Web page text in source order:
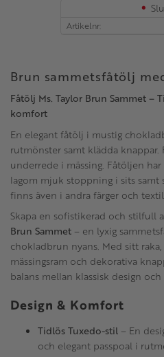
Artikelnr
Brun sammetsfåtölj
Fåtölj Ms. Taylor Brun Sammet –
komfort
En elegant fåtölj i mustig
rutmönster samt klädda
underrede i mässing. Fåtöljen
lagom mjuk stoppning i sits samt
finns även i andra färger och
Skapa en sofistikerad och stilfull
Brun Sammet – en lyxig
chokladbrun nyans. Med sitt
mässingsram och dekorativa
balans mellan klassisk design
Design & Komfort
Tidlös Tuxedo-stil – En
och elegant passpoal i